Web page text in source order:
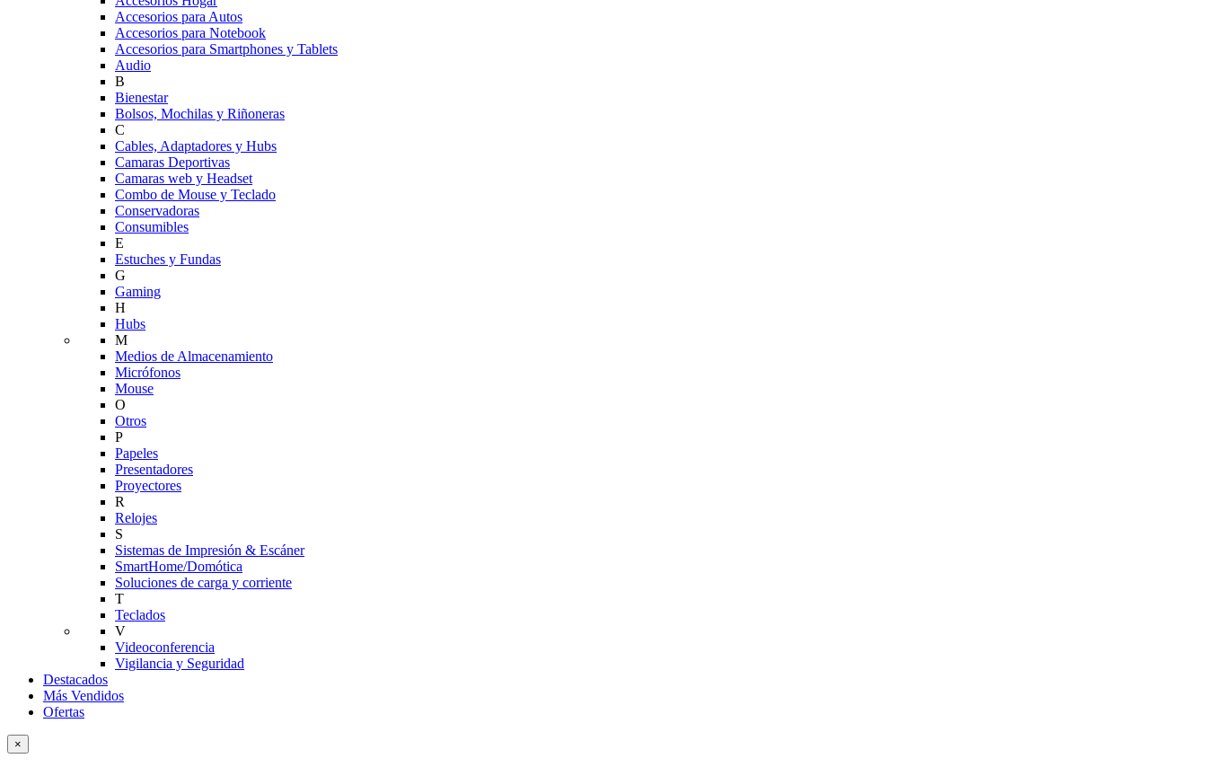
Accesorios para Autos
Accesorios para Notebook
Accesorios para Smartphones y Tablets
Audio
B
Bienestar
Bolsos, Mochilas y Riñoneras
C
Cables, Adaptadores y Hubs
Camaras Deportivas
Camaras web y Headset
Combo de Mouse y Teclado
Conservadoras
Consumibles
E
Estuches y Fundas
G
Gaming
H
Hubs
M
Medios de Almacenamiento
Micrófonos
Mouse
O
Otros
P
Papeles
Presentadores
Proyectores
R
Relojes
S
Sistemas de Impresión & Escáner
SmartHome/Domótica
Soluciones de carga y corriente
T
Teclados
V
Videoconferencia
Vigilancia y Seguridad
Destacados
Más Vendidos
Ofertas
×